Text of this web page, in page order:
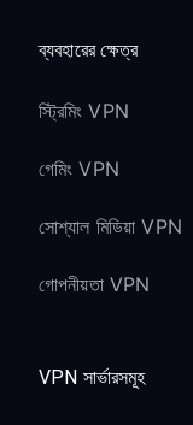
ব্যবহারের ক্ষেত্র
স্ট্রিমিং VPN
গেমিং VPN
সোশ্যাল মিডিয়া VPN
গোপনীয়তা VPN
VPN সার্ভারসমূহ